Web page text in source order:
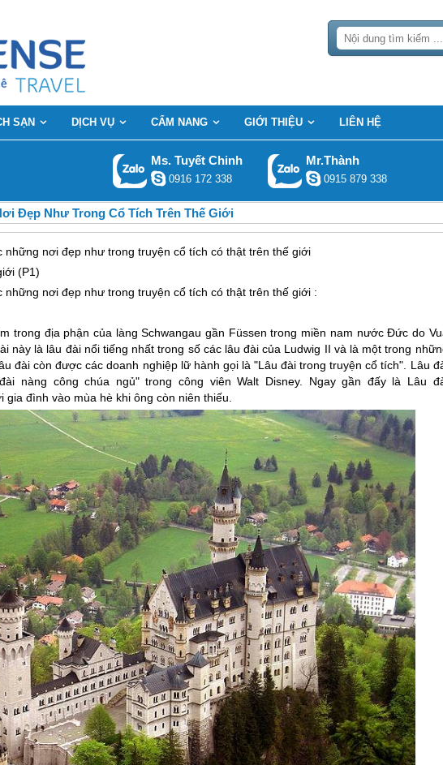
SẠN DỊCH VỤ CẨM NANG GIỚI THIỆU LIÊN HỆ
Ms. Tuyết Chinh
0916 172 338
Mr.Thành
0915 879 338
Đẹp Như Trong Cổ Tích Trên Thế Giới
những nơi đẹp như trong truyện cổ tích có thật trên thế giới
(P1)
những nơi đẹp như trong truyện cổ tích có thật trên thế giới :
trong địa phận của làng Schwangau gần Füssen trong miền nam nước Đức do
này là lâu đài nổi tiếng nhất trong số các lâu đài của Ludwig II và là một trong
đài còn được các doanh nghiệp lữ hành gọi là "Lâu đài trong truyện cổ tích". Lâu
nàng công chúa ngủ" trong công viên Walt Disney. Ngay gần đấy là Lâu
đình vào mùa hè khi ông còn niên thiếu.